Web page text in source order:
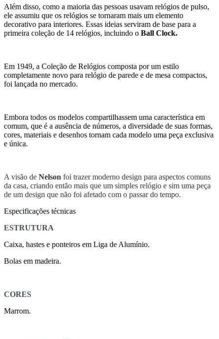
Além disso, como a maioria das pessoas usavam relógios de pulso,
ele assumiu que os relógios se tornaram mais um elemento
decorativo para interiores. Essas ideias serviram de base para a
primeira coleção de 14 relógios, incluindo o Ball Clock.
Em 1949, a Coleção de Relógios composta por um estilo
completamente novo para relógio de parede e de mesa compactos,
foi lançada no mercado.
Embora todos os modelos compartilhassem uma característica em
comum, que é a ausência de números, a diversidade de suas formas,
cores, materiais e desenhos tornam cada modelo uma peça exclusiva
e única.
A visão de Nelson foi trazer moderno design para aspectos comuns
da casa, criando então mais que um simples relógio e sim uma peça
de um design que não foi afetado com o passar do tempo.
Especificações técnicas
ESTRUTURA
Caixa, hastes e ponteiros em Liga de Alumínio.
Bolas em madeira.
CORES
Marrom.